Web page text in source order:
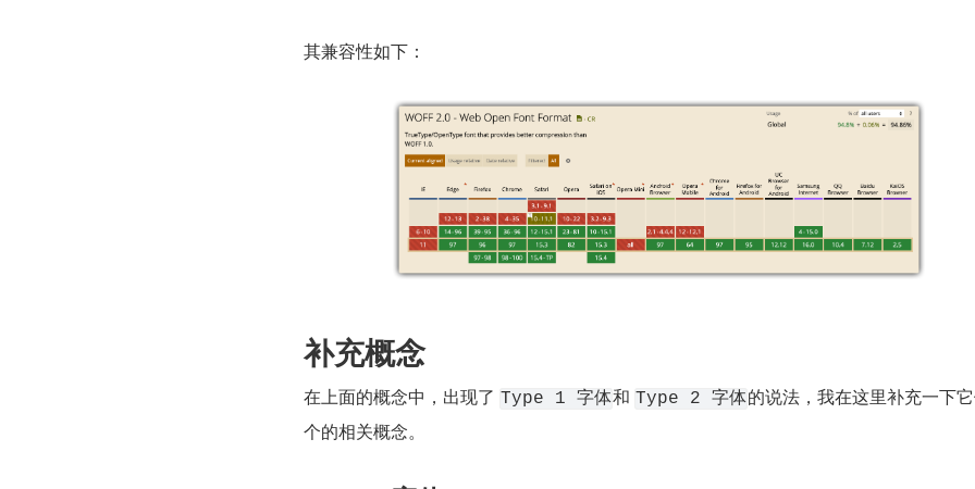
其兼容性如下：
补充概念
在上面的概念中，出现了 Type 1 字体和 Type 2 字体的说法，我在这里补充一下
个的相关概念。